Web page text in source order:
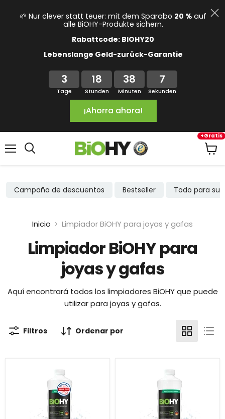
🌱 Nur clever statt teuer: mit dem Sparabo 20 % auf
alle BiOHY-Produkte sichern.
Rabattcode: BIOHY20
Lebenslange Geld-zurück-Garantie
3
Tage
18
Stunden
38
Minuten
7
Sekunden
¡Ahorra ahora!
+Gratis
Campaña de descuentos Bestseller Todo para su
Inicio Limpiador BiOHY para joyas y gafas
Limpiador BiOHY para
joyas y gafas
Aquí encontrará todos los limpiadores BiOHY que puede
utilizar para joyas y gafas.
Filtros Ordenar por